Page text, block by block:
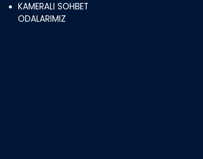
KAMERALI SOHBET
ODALARIMIZ